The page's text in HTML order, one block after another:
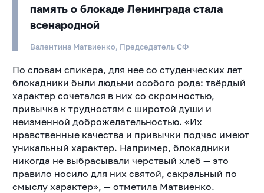
память о блокаде Ленинграда стала
всенародной
Валентина Матвиенко, Председатель СФ
По словам спикера, для нее со студенческих лет
блокадники были людьми особого рода: твёрдый
характер сочетался в них со скромностью,
привычка к трудностям с широтой души и
неизменной доброжелательностью. «Их
нравственные качества и привычки подчас имеют
уникальный характер. Например, блокадники
никогда не выбрасывали черствый хлеб — это
правило носило для них святой, сакральный по
смыслу характер», — отметила Матвиенко.